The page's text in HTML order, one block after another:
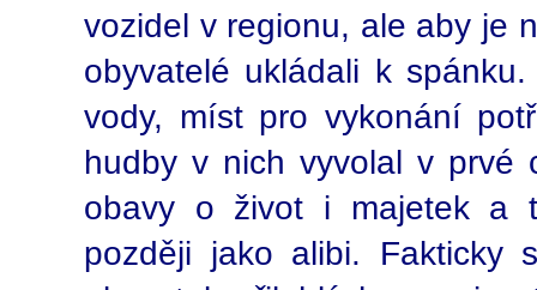
vozidel v regionu, ale aby je
obyvatelé ukládali k
vody, míst pro vykonání
hudby v nich vyvolal v prvé
obavy o život i majetek a
později jako alibi. Fakticky